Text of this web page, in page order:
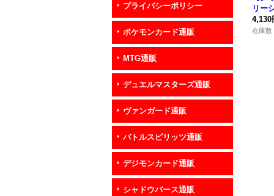
プライバシーポリシー
ポケモンカード通販
MTG通販
デュエルマスターズ通販
ヴァンガード通販
バトルスピリッツ通販
デジモンカード通販
シャドウバース通販
リー
C04-
4,130
在庫数